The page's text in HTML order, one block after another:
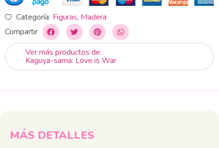
Categoría: Figuras, Madera
Compartir
Ver más productos de
Kaguya-sama: Love is War
MÁS DETALLES